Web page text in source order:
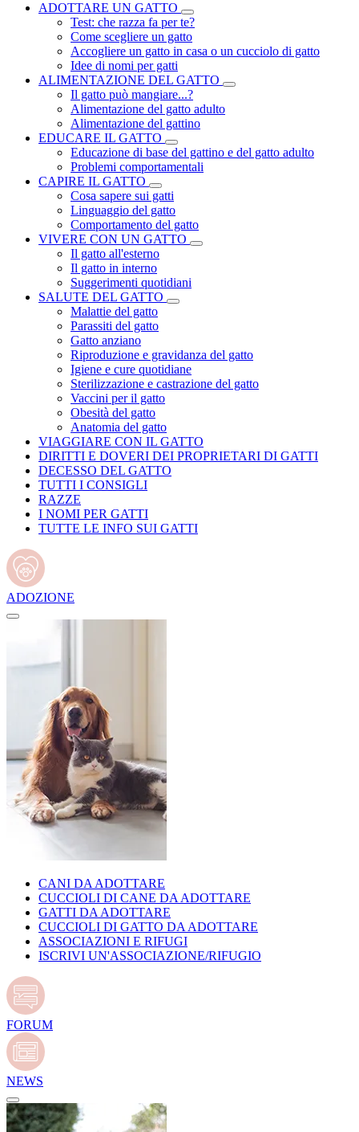
ADOTTARE UN GATTO
Test: che razza fa per te?
Come scegliere un gatto
Accogliere un gatto in casa o un cucciolo di gatto
Idee di nomi per gatti
ALIMENTAZIONE DEL GATTO
Il gatto può mangiare...?
Alimentazione del gatto adulto
Alimentazione del gattino
EDUCARE IL GATTO
Educazione di base del gattino e del gatto adulto
Problemi comportamentali
CAPIRE IL GATTO
Cosa sapere sui gatti
Linguaggio del gatto
Comportamento del gatto
VIVERE CON UN GATTO
Il gatto all'esterno
Il gatto in interno
Suggerimenti quotidiani
SALUTE DEL GATTO
Malattie del gatto
Parassiti del gatto
Gatto anziano
Riproduzione e gravidanza del gatto
Igiene e cure quotidiane
Sterilizzazione e castrazione del gatto
Vaccini per il gatto
Obesità del gatto
Anatomia del gatto
VIAGGIARE CON IL GATTO
DIRITTI E DOVERI DEI PROPRIETARI DI GATTI
DECESSO DEL GATTO
TUTTI I CONSIGLI
RAZZE
I NOMI PER GATTI
TUTTE LE INFO SUI GATTI
ADOZIONE
CANI DA ADOTTARE
CUCCIOLI DI CANE DA ADOTTARE
GATTI DA ADOTTARE
CUCCIOLI DI GATTO DA ADOTTARE
ASSOCIAZIONI E RIFUGI
ISCRIVI UN'ASSOCIAZIONE/RIFUGIO
FORUM
NEWS